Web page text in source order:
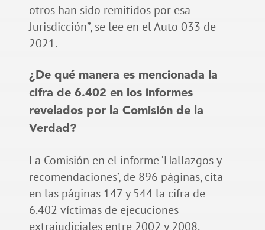
otros han sido remitidos por esa
Jurisdicción”, se lee en el Auto 033 de
2021.
¿De qué manera es mencionada la
cifra de 6.402 en los informes
revelados por la Comisión de la
Verdad?
La Comisión en el informe ‘Hallazgos y
recomendaciones’, de 896 páginas, cita
en las páginas 147 y 544 la cifra de
6.402 víctimas de ejecuciones
extrajudiciales entre 2002 y 2008.